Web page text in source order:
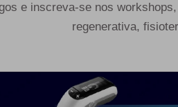
e inscreva-se nos
regenerativa,